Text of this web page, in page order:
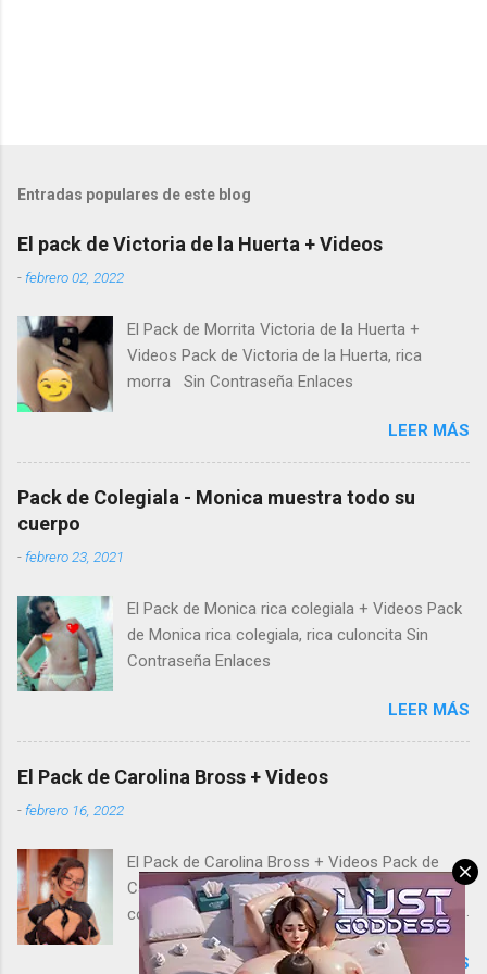
Entradas populares de este blog
El pack de Victoria de la Huerta + Videos
- febrero 02, 2022
El Pack de Morrita Victoria de la Huerta +
Videos Pack de Victoria de la Huerta, rica
morra Sin Contraseña Enlaces
LEER MÁS
Pack de Colegiala - Monica muestra todo su
cuerpo
- febrero 23, 2021
El Pack de Monica rica colegiala + Videos Pack
de Monica rica colegiala, rica culoncita Sin
Contraseña Enlaces
LEER MÁS
El Pack de Carolina Bross + Videos
- febrero 16, 2022
El Pack de Carolina Bross + Videos Pack de
Carolina Bross, morocha tetona aporta su
colección de fotos sexys y video hot para que
disfrutes con ella de principio a fin. No te
pierdas los mejores packs de chicas y LEER MÁS